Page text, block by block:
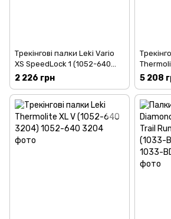
Трекінгові палки Leki Vario
XS SpeedLock 1 (1052-640
2052)
2 226 грн 5 208